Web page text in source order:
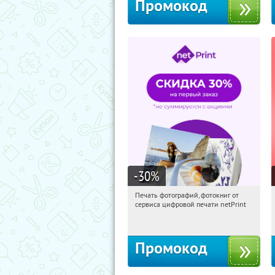
Промокод
-30%
23:51:36 Получили:
Печать фотографий, фотокниг от
сервиса цифровой печати netPrint
Промокод